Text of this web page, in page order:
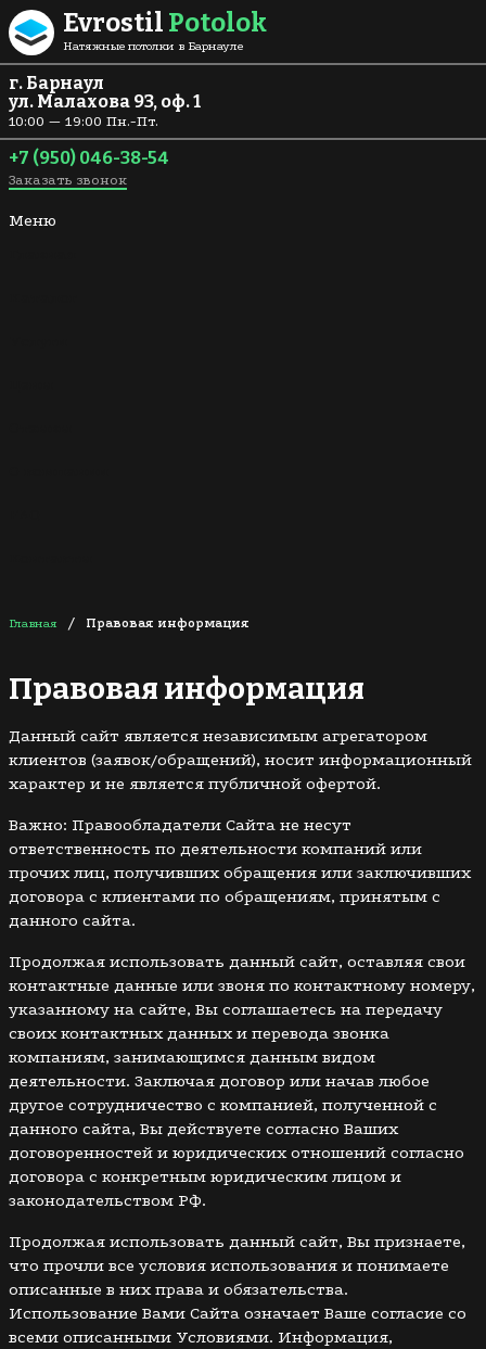
Перейти к содержанию
Evrostil Potolok
Натяжные потолки в Барнауле
г. Барнаул
ул. Малахова 93, оф. 1
10:00 — 19:00 Пн.-Пт.
+7 (950) 046-38-54
Заказать звонок
Меню
Главная / Правовая информация
Правовая информация
Данный сайт является независимым агрегатором
клиентов (заявок/обращений), носит информационный
характер и не является публичной офертой.
Важно: Правообладатели Сайта не несут
ответственность по деятельности компаний или
прочих лиц, получивших обращения или заключивших
договора с клиентами по обращениям, принятым с
данного сайта.
Продолжая использовать данный сайт, оставляя свои
контактные данные или звоня по контактному номеру,
указанному на сайте, Вы соглашаетесь на передачу
своих контактных данных и перевода звонка
компаниям, занимающимся данным видом
деятельности. Заключая договор или начав любое
другое сотрудничество с компанией, полученной с
данного сайта, Вы действуете согласно Ваших
договоренностей и юридических отношений согласно
договора с конкретным юридическим лицом и
законодательством РФ.
Продолжая использовать данный сайт, Вы признаете,
что прочли все условия использования и понимаете
описанные в них права и обязательства.
Использование Вами Сайта означает Ваше согласие со
всеми описанными Условиями. Информация,